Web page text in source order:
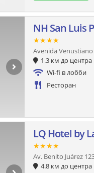
NH San Luis
★★★★
Avenida
1.3 км до центра
Wi-fi в лобби
Ресторан
LQ Hotel by
★★★★
Av. Benito Juárez
4.8 км до центра